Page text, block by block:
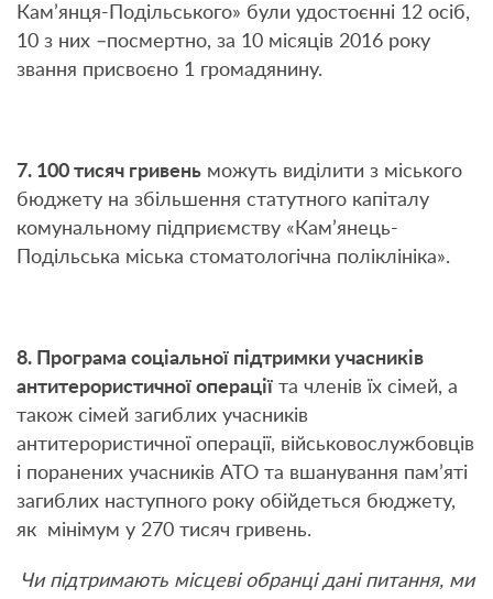
Кам’янця-Подільського» були удостоєнні 12 осіб,
10 з них –посмертно, за 10 місяців 2016 року
звання присвоєно 1 громадянину.
7. 100 тисяч гривень можуть виділити з міського
бюджету на збільшення статутного капіталу
комунальному підприємству «Кам’янець-
Подільська міська стоматологічна поліклініка».
8. Програма соціальної підтримки учасників
антитерористичної операції та членів їх сімей, а
також сімей загиблих учасників
антитерористичної операції, військовослужбовців
і поранених учасників АТО та вшанування пам’яті
загиблих наступного року обійдеться бюджету,
як мінімум у 270 тисяч гривень.
Чи підтримають місцеві обранці дані питання, ми